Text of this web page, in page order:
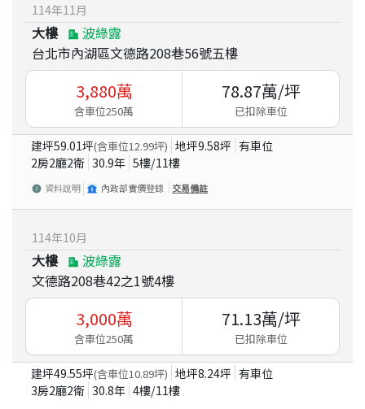
114年11 月
大樓
波綠露
台北市內湖區文德路208巷56號五樓
3,880萬
含車位250萬
78.87萬/坪
已扣除車位
建坪59.01坪(含車位12.99坪) 地坪9.58坪 有車位
2房2廳2衛 30.9年 5樓/11樓
資料說明 內政部實價登錄 交易備註
114年10月
大樓
波綠露
文德路208巷42之1號4樓
3,000萬
含車位250萬
71.13萬/坪
已扣除車位
建坪49.55坪(含車位10.89坪) 地坪8.24坪 有車位
3房2廳2衛 30.8年 4樓/11樓